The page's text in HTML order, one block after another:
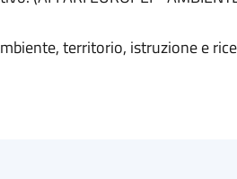
territorio, istruzione e